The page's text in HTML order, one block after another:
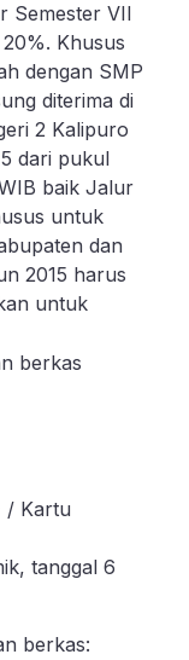
Semester VII
Khusus
dengan SMP
diterima di
2 Kalipuro
dari pukul
baik Jalur
untuk
dan
2015 harus
untuk
berkas
/ Kartu
tanggal 6
berkas: